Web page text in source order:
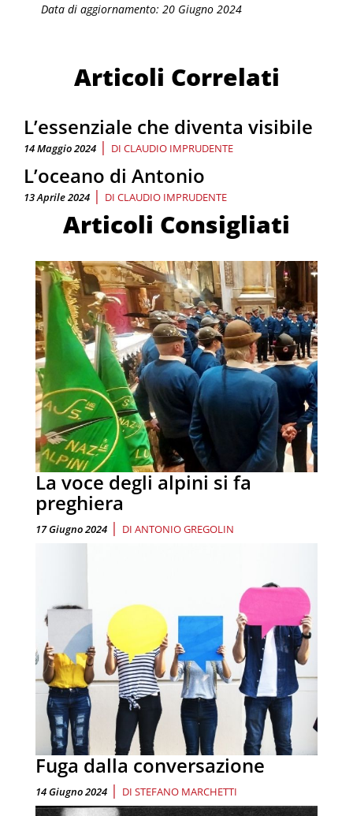
Data di aggiornamento: 20 Giugno 2024
Articoli Correlati
L’essenziale che diventa visibile
14 Maggio 2024 | DI CLAUDIO IMPRUDENTE
L’oceano di Antonio
13 Aprile 2024 | DI CLAUDIO IMPRUDENTE
Articoli Consigliati
La voce degli alpini si fa
preghiera
17 Giugno 2024 | DI ANTONIO GREGOLIN
Fuga dalla conversazione
14 Giugno 2024 | DI STEFANO MARCHETTI